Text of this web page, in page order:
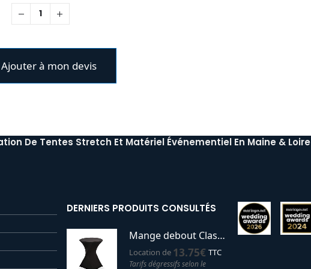
140.00€.
Ajouter à mon devis
De Tentes Stretch Et Matériel Événementiel En Maine & Loire
DERNIERS PRODUITS CONSULTÉS
Mange debout Classic
Location de 13.75€ TTC
Tarifs dégressifs selon le